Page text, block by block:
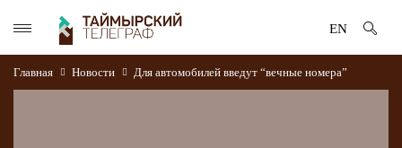
EN
Главная Новости Для автомобилей введут “вечные номера”